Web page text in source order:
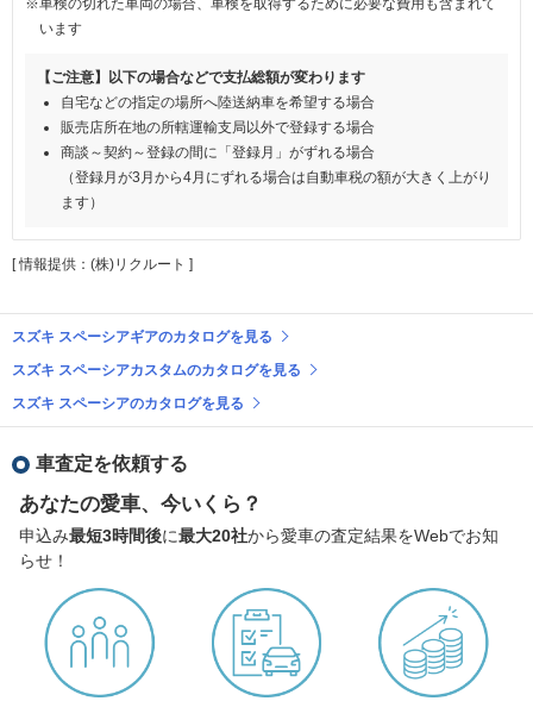
います
【ご注意】以下の場合などで支払総額が変わります
自宅などの指定の場所へ陸送納車を希望する場合
販売店所在地の所轄運輸支局以外で登録する場合
商談～契約～登録の間に「登録月」がずれる場合
（登録月が3月から4月にずれる場合は自動車税の額が大きく上がり
ます）
[ 情報提供：(株)リクルート ]
スズキ スペーシアギアのカタログを見る
スズキ スペーシアカスタムのカタログを見る
スズキ スペーシアのカタログを見る
車査定を依頼する
あなたの愛車、今いくら？
申込み最短3時間後に最大20社から愛車の査定結果をWebでお知
らせ！